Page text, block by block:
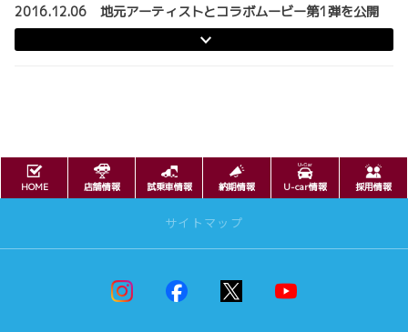
2016.12.06 地元アーティストとコラボムービー第1弾を公開
HOME 店舗情報 試乗車情報 納期情報 U-car情報 採用情報
サイトマップ